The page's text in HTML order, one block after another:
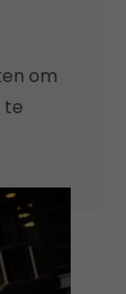
om
te